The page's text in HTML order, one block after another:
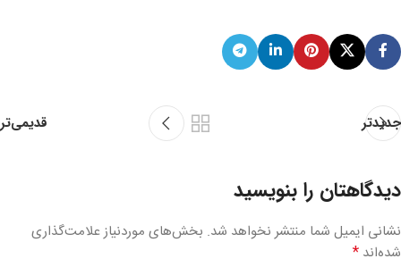
جدیدتر قدیمی‌تر
دیدگاهتان را بنویسید
نشانی ایمیل شما منتشر نخواهد شد. بخش‌های موردنیاز علامت‌گذاری
شده‌اند *